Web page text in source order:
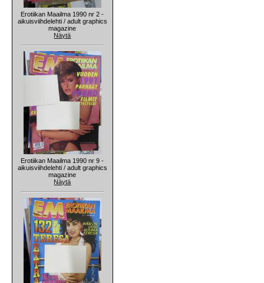
Erotiikan Maailma 1990 nr 2 -
aikuisviihdelehti / adult graphics
magazine
Näytä
Erotiikan Maailma 1990 nr 9 -
aikuisviihdelehti / adult graphics
magazine
Näytä